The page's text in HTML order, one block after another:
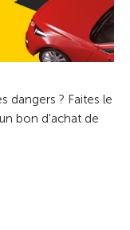
dangers ? Faites le
bon d'achat de